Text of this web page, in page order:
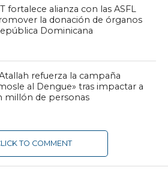
fortalece alianza con las ASFL
la donación de órganos
Dominicana
refuerza la campaña
al Dengue» tras impactar a
millón de personas
TO COMMENT